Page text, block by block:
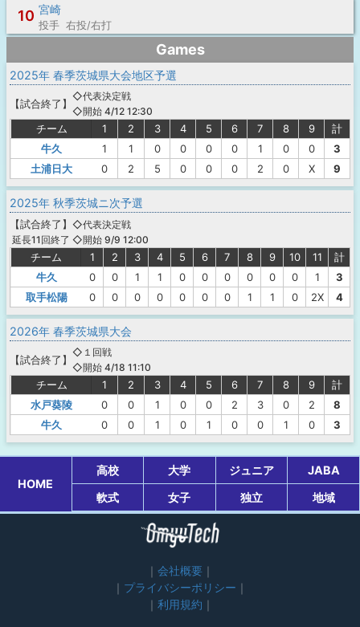
10 宮崎
投手 右投/右打
Games
2025年 春季茨城県大会地区予選
【試合終了 】
◇代表決定戦
◇開始 4/12 12:30
チーム 1 2 3 4 5 6 7 8 9
計
牛久
1 1 0 0 0 0 1 0 0
3
土浦日大
0 2 5 0 0 0 2 0 X 9
2025年 秋季茨城ニ次予選
【試合終了 】
延長11回終了
◇代表決定戦
◇開始 9/9 12:00
チーム 1 2 3 4 5 6 7 8 9 10 11
計
牛久
0 0 1 1 0 0 0 0 0 0 1
3
取手松陽
0 0 0 0 0 0 0 1 1 0 2X 4
2026年 春季茨城県大会
【試合終了 】
◇１回戦
◇開始 4/18 11:10
チーム 1 2 3 4 5 6 7 8 9
計
水戸葵陵
0 0 1 0 0 2 3 0 2
8
牛久
0 0 1 0 1 0 0 1 0 3
HOME
高校 大学 ジュニア
JABA
軟式
女子 独立 地域
会社概要
プライバシーポリシー
利用規約